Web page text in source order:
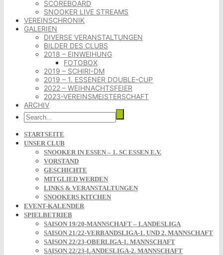
SCOREBOARD
SNOOKER LIVE STREAMS
VEREINSCHRONIK
GALERIEN
DIVERSE VERANSTALTUNGEN
BILDER DES CLUBS
2018 – EINWEIHUNG
FOTOBOX
2019 – SCHIRI-DM
2019 – 1. ESSENER DOUBLE-CUP
2022 – WEIHNACHTSFEIER
2023-VEREINSMEISTERSCHAFT
ARCHIV
STARTSEITE
UNSER CLUB
SNOOKER IN ESSEN – 1. SC ESSEN E.V.
VORSTAND
GESCHICHTE
MITGLIED WERDEN
LINKS & VERANSTALTUNGEN
SNOOKERS KITCHEN
EVENT-KALENDER
SPIELBETRIEB
SAISON 19/20-MANNSCHAFT – LANDESLIGA
SAISON 21/22-VERBANDSLIGA-1. UND 2. MANNSCHAFT
SAISON 22/23-OBERLIGA-1. MANNSCHAFT
SAISON 22/23-LANDESLIGA-2. MANNSCHAFT